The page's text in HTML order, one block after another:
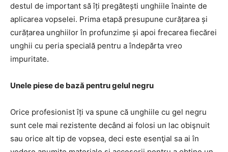
destul de important să îți pregătești unghiile înainte de
aplicarea vopselei. Prima etapă presupune curățarea și
curățarea unghiilor în profunzime și apoi frecarea fiecărei
unghii cu peria specială pentru a îndepărta vreo
impuritate.
Unele piese de bază pentru gelul negru
Orice profesionist îți va spune că unghiile cu gel negru
sunt cele mai rezistente decând ai folosi un lac obişnuit
sau orice alt tip de vopsea, deci este esenţial sa ai în